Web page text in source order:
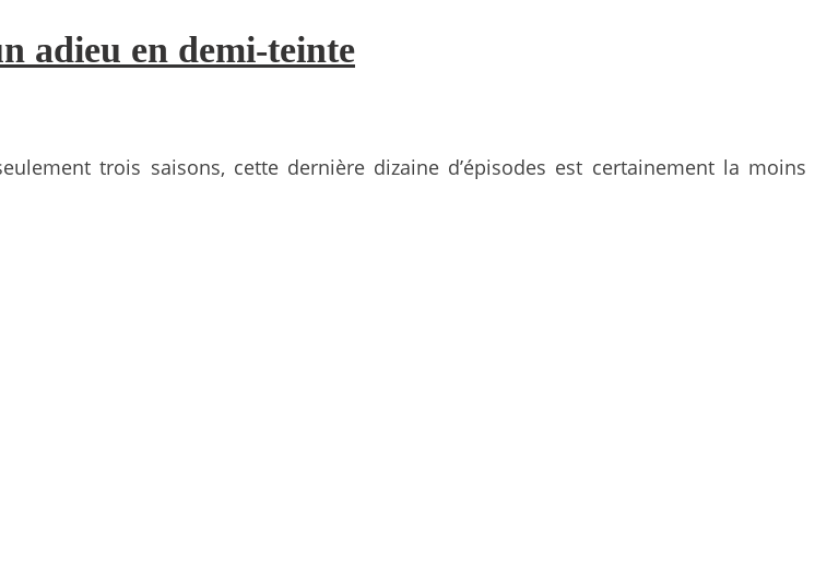
adieu en demi-teinte
trois saisons, cette dernière dizaine d’épisodes est certainement la moins